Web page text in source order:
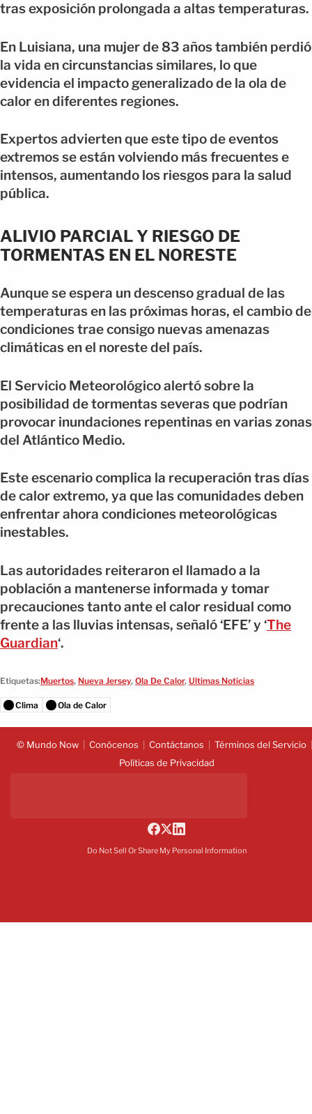
tras exposición prolongada a altas temperaturas.
En Luisiana, una mujer de 83 años también perdió
la vida en circunstancias similares, lo que
evidencia el impacto generalizado de la ola de
calor en diferentes regiones.
Expertos advierten que este tipo de eventos
extremos se están volviendo más frecuentes e
intensos, aumentando los riesgos para la salud
pública.
ALIVIO PARCIAL Y RIESGO DE
TORMENTAS EN EL NORESTE
Aunque se espera un descenso gradual de las
temperaturas en las próximas horas, el cambio de
condiciones trae consigo nuevas amenazas
climáticas en el noreste del país.
El Servicio Meteorológico alertó sobre la
posibilidad de tormentas severas que podrían
provocar inundaciones repentinas en varias zonas
del Atlántico Medio.
Este escenario complica la recuperación tras días
de calor extremo, ya que las comunidades deben
enfrentar ahora condiciones meteorológicas
inestables.
Las autoridades reiteraron el llamado a la
población a mantenerse informada y tomar
precauciones tanto ante el calor residual como
frente a las lluvias intensas, señaló ‘EFE’ y ‘The
Guardian‘.
Etiquetas:Muertos, Nueva Jersey, Ola De Calor, Ultimas Noticias
Clima Ola de Calor
© Mundo Now Conócenos Contáctanos
Términos del Servicio
Políticas de Privacidad
Do Not Sell Or Share My Personal Information